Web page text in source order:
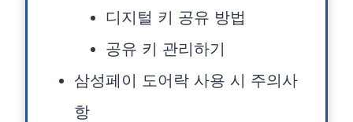
디지털 키 공유 방법
공유 키 관리하기
삼성페이 도어락 사용 시 주의사
항